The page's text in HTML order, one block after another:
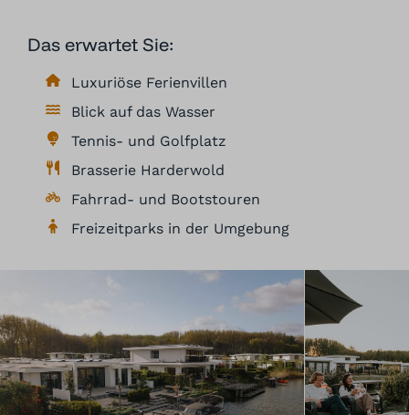
Das erwartet Sie:
Luxuriöse Ferienvillen
Blick auf das Wasser
Tennis- und Golfplatz
Brasserie Harderwold
Fahrrad- und Bootstouren
Freizeitparks in der Umgebung